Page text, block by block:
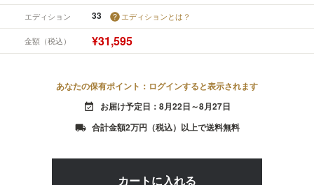
エディション 33 エディションとは？
金額（税込） ¥31,595
あなたの保有ポイント：ログインすると表示されます
event_available お届け予定日：8月22日～8月27日
local_shipping 合計金額2万円（税込）以上で送料無料